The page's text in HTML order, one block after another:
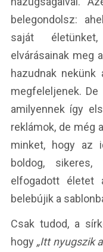
belegondolsz:
saját
elvárásainak meg
hazudnak nekünk
megfeleljenek.
amilyennek így
reklámok, de még
minket, hogy az
boldog, sikeres,
elfogadott életet
belebújik a
Csak tudod, a
hogy „Itt nyugszik